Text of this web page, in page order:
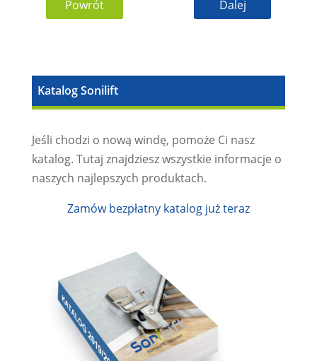
Powrót Dalej
Katalog Sonilift
Jeśli chodzi o nową windę, pomoże Ci nasz
katalog. Tutaj znajdziesz wszystkie informacje o
naszych najlepszych produktach.
Zamów bezpłatny katalog już teraz